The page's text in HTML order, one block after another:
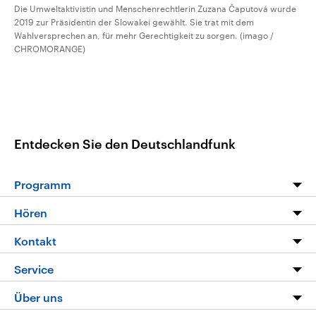
Die Umweltaktivistin und Menschenrechtlerin Zuzana Čaputová wurde
2019 zur Präsidentin der Slowakei gewählt. Sie trat mit dem
Wahlversprechen an, für mehr Gerechtigkeit zu sorgen. (imago /
CHROMORANGE)
Entdecken Sie den Deutschlandfunk
Programm
Programm
Die Nachrichten
Nachrichtenleicht
Neue Beiträge auf dlf.de
Hören
Livestream
Podcasts
Deutschlandfunk App
Kontakt
Hörerservice
Service
FAQ
Über uns